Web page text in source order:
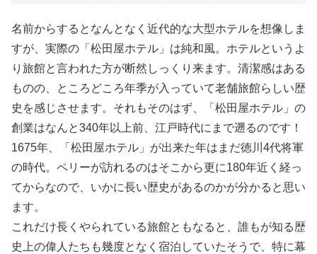
名前からするとなんとなく近代的な大型ホテルを想像しま
すが、実際の「松田屋ホテル」は純和風。ホテルというよ
り旅館と言われた方が断然しっくり来ます。清潔感はある
ものの、ところどころ年季が入っていて老舗旅館らしい歴
史を感じさせます。それもそのはず、「松田屋ホテル」の
創業はなんと340年以上前、江戸時代にまで遡るのです！
1675年、「松田屋ホテル」が出来た年はまだ徳川4代将軍
の時代。ペリーが訪れるのはそこから更に180年近く経っ
てからなので、いかに長い歴史があるのかが分かると思い
ます。
これだけ長くやられている旅館ともなると、誰もが知る歴
史上の偉人たちも幾度となく宿泊していたそうで、特に幕